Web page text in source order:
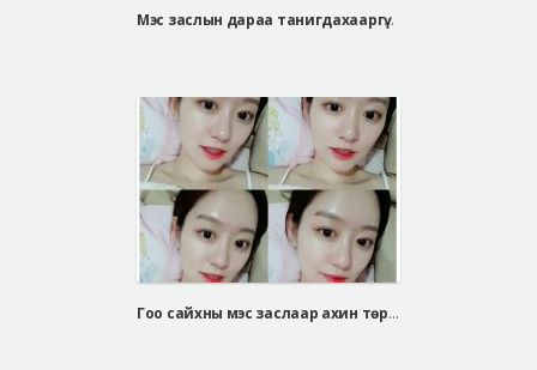
Мэс заслын дараа танигдахааргүй өөрчлөгдсөн Со Юү Ри
Гоо сайхны мэс заслаар ахин төрсөн ЧУЭ СЭ ЫН